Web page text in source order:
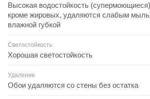
Высокая водостойкость (супермоющиеся)
кроме жировых, удаляются слабым
влажной губкой
Светостойкость
Хорошая светостойкость
Удаление
Обои удаляются со стены без остатка